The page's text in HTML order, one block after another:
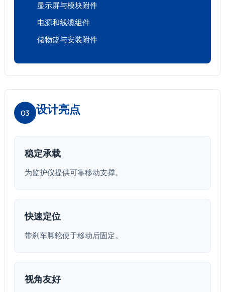
显示屏与模块附件
电源和线缆组件
储物篮与安装附件
03 设计亮点
稳定承载
为监护仪提供可靠移动支撑。
快速定位
带刹车脚轮便于移动后固定。
视角友好